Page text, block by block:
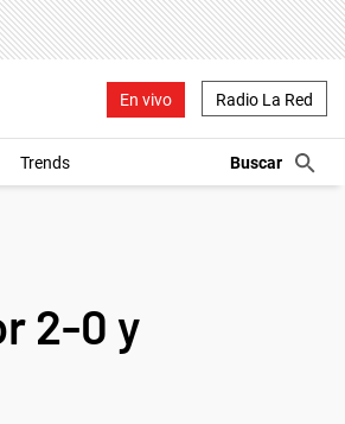
En vivo Radio La Red
Trends
2-0 y